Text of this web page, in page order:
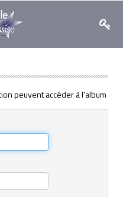
peuvent accéder à l'album